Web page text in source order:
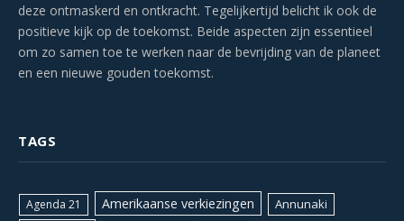
deze ontmaskerd en ontkracht. Tegelijkertijd belicht ik ook de
positieve kijk op de toekomst. Beide aspecten zijn essentieel
om zo samen toe te werken naar de bevrijding van de planeet
en een nieuwe gouden toekomst.
TAGS
Agenda 21 Amerikaanse verkiezingen Annunaki